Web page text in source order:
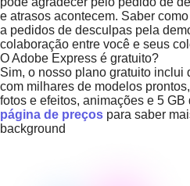
e atrasos acontecem. Saber
a pedidos de desculpas pela
colaboração entre você e seus
O Adobe Express é gratuito?
Sim, o nosso plano gratuito inclui
com milhares de modelos
fotos e efeitos, animações e 5 GB
página de preços para saber
background